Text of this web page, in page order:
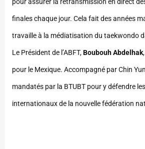
pour assurer la retransmission en direct
finales chaque jour. Cela fait des années
travaille à la médiatisation du taekwondo
Le Président de l’ABFT,Boubouh Abdelhak
pour le Mexique. Accompagné par Chin
mandatés par la BTUBT pour y défendre
internationaux de la nouvelle fédération